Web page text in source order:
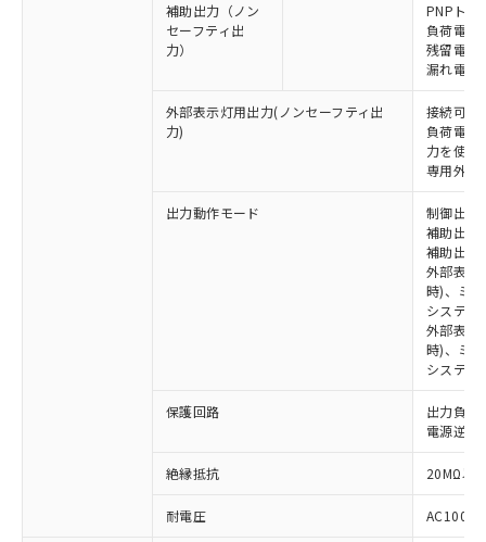
補助出力（ノン
セーフティ出
力）
PNPトラ
負荷電流
残留電圧
漏れ電流
外部表示灯用出力(ノンセーフティ出
力)
接続可能
負荷電流
力を使用
専用外部
出力動作モード
制御出力
補助出力
補助出力
外部表示
時)、ミ
システム
外部表示
時)、ミ
システム
保護回路
出力負荷
電源逆接
絶縁抵抗 20MΩ以
耐電圧
ご利用条件
以下の条件をお読みいただき、同意のうえ
本サービスは、当社制御機器事業取扱
有に対応した製品に切り替える予定のある
非含有に非対応の商品で、対応品を出す予
調査・確認中：EU RoHS指令（10物質）の